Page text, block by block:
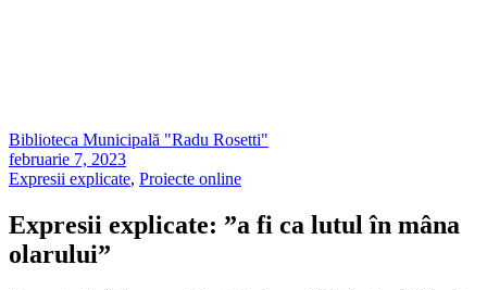
Biblioteca Municipală "Radu Rosetti"
februarie 7, 2023
Expresii explicate, Proiecte online
Expresii explicate: ”a fi ca lutul în mâna
olarului”